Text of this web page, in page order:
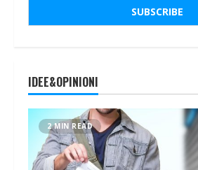
IDEE&OPINIONI
2 MIN READ